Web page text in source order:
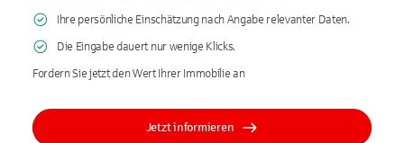
Ihre persönliche Einschätzung nach Angabe relevanter Daten.
Die Eingabe dauert nur wenige Klicks.
Fordern Sie jetzt den Wert Ihrer Immobilie an
Jetzt informieren